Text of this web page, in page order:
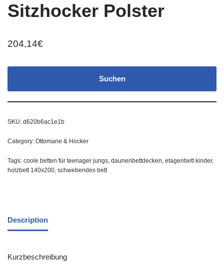
Sitzhocker Polster
204,14€
Suchen
SKU: d620b6ac1e1b
Category: Ottomane & Hocker
Tags: coole betten für teenager jungs, daunenbettdecken, etagenbett kinder,
holzbett 140x200, schwebendes bett
Description
Kurzbeschreibung